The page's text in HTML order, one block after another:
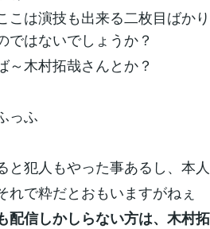
こは演技も出来る二枚目ばか
ではないでしょうか？
～木村拓哉さんとか？
っふ
と犯人もやった事あるし、本
れで粋だとおもいますがねぇ
配信しかしらない方は、木村